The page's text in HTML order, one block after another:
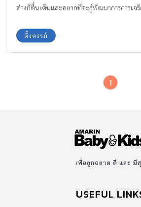
ต่างก็ตื่นเต้นและอยากที่จะรู้พัฒนาการการเจ
เข้ามาว่า จะรู้ได้อย่างไรว่าอายุครรภ์ที่เท่าไหร่
ทีมงาน Amarin Baby & Kids มีมาให้ทราบกันค่ะ
ตั้งครรภ์
1
เพื่อลูกฉลาด ดี และ มี
USEFUL